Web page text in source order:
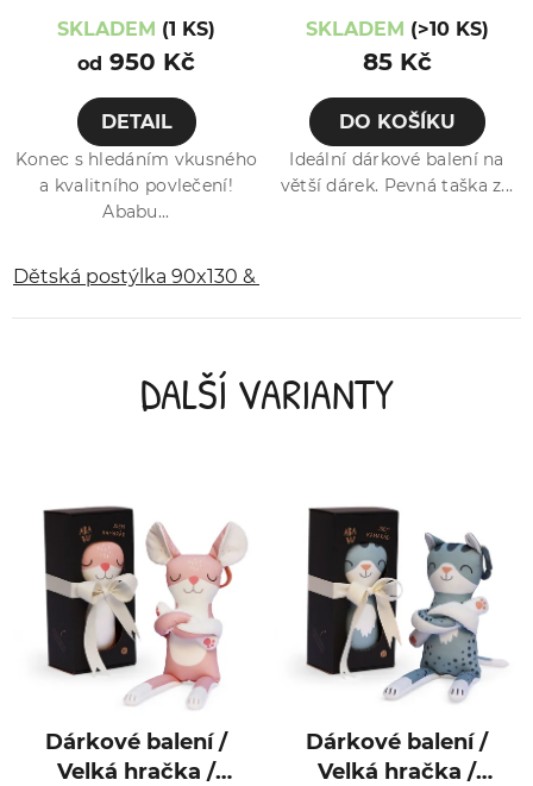
var. / Medvídek
SKLADEM (1 KS)
od 950 Kč
DETAIL
Konec s hledáním vkusného
a kvalitního povlečení!
Ababu...
Dětská postýlka 90x130 & 40x60 cm
SKLADEM (>10 KS)
85 Kč
DO KOŠÍKU
Ideální dárkové balení na
větší dárek. Pevná taška z...
DALŠÍ VARIANTY
Dárkové balení /
Velká hračka /
Dárkové balení /
Velká hračka /